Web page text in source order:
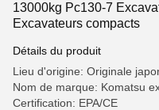
13000kg Pc130-7
Excavateurs compacts
Détails du produit
Lieu d'origine: Originale
Nom de marque: Komatsu
Certification: EPA/CE